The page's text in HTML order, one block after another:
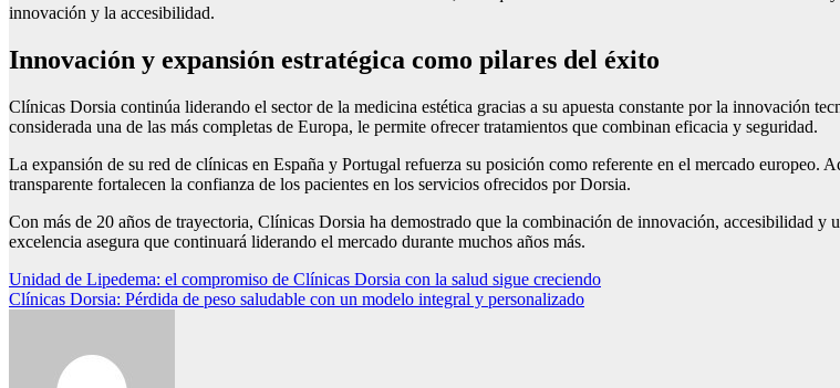
innovación y la accesibilidad.
Innovación y expansión estratégica como pilares del éxito
Clínicas Dorsia continúa liderando el sector de la medicina estética gracias a su apuesta constante por la innovación
considerada una de las más completas de Europa, le permite ofrecer tratamientos que combinan eficacia y seguridad.
La expansión de su red de clínicas en España y Portugal refuerza su posición como referente en el mercado
transparente fortalecen la confianza de los pacientes en los servicios ofrecidos por Dorsia.
Con más de 20 años de trayectoria, Clínicas Dorsia ha demostrado que la combinación de innovación, accesibilidad
excelencia asegura que continuará liderando el mercado durante muchos años más.
Navegación
de
Unidad de Lipedema: el compromiso de Clínicas Dorsia con la salud sigue creciendo
Clínicas Dorsia: Pérdida de peso saludable con un modelo integral y personalizado